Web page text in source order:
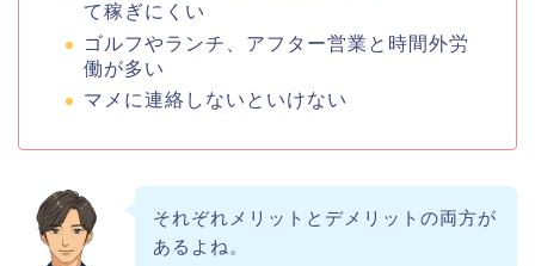
て稼ぎにくい
ゴルフやランチ、アフター営業と時間外労
働が多い
マメに連絡しないといけない
それぞれメリットとデメリットの両方が
あるよね。